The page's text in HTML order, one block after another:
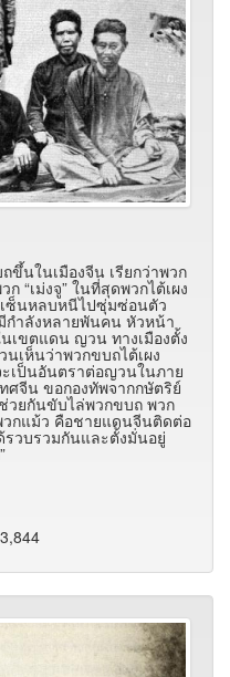
นในเมืองจีน เรียกว่าพวก
“เม่งจู” ในที่สุดพวกไต้เผง
ซ็นหลบหนีไปซุ่มซ่อนตัว
กำลังหลายพันคน หัวหน้า
เขตแดน ญวน ทางเมืองตั้ง
เห็นว่าพวกขบถไต้เผง
ะเป็นอันตราต่อญวนในภาย
ศจีน ขอกองทัพจากกษัตริย์
วยกันขับไล่พวกขบถ พวก
กแม้ว คือชายแดนจีนติดต่อ
วบรวมกันและตั้งมั่นอยู่